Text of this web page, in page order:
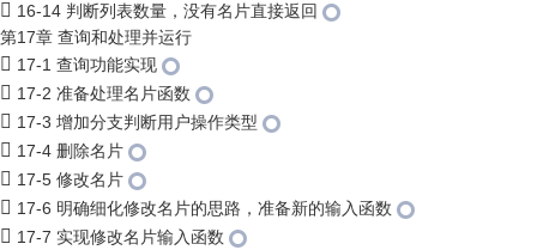
16-14 判断列表数量，没有名片直接返回
第17章 查询和处理并运行
17-1 查询功能实现
17-2 准备处理名片函数
17-3 增加分支判断用户操作类型
17-4 删除名片
17-5 修改名片
17-6 明确细化修改名片的思路，准备新的输入函数
17-7 实现修改名片输入函数